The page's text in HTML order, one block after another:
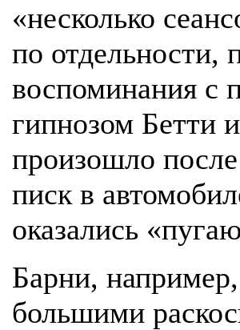
«несколько
по отдельности,
воспоминания с
гипнозом Бетти
произошло
писк в
оказались
Барни,
большими